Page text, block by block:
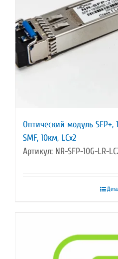
Оптический модуль SFP+,
SMF, 10км, LCx2
Артикул: NR-SFP-10G-LR-